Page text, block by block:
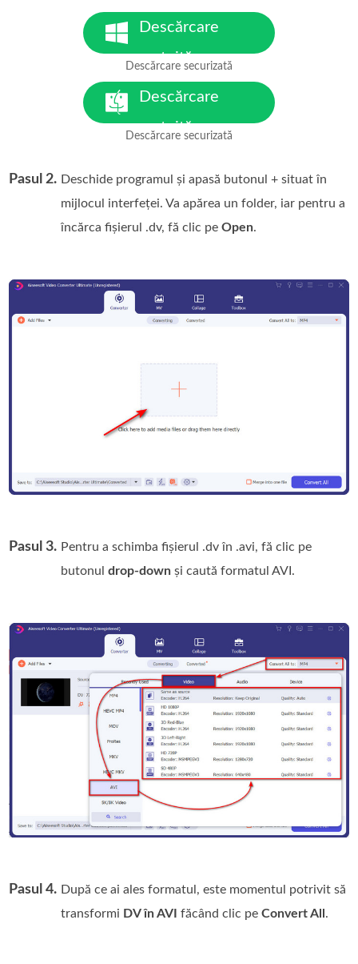
Descărcare
gratuită
Descărcare securizată
Descărcare
gratuită
Descărcare securizată
Pasul 2. Deschide programul și apasă butonul + situat în
mijlocul interfeței. Va apărea un folder, iar pentru a
încărca fișierul .dv, fă clic peOpen.
Pasul 3. Pentru a schimba fișierul .dv în .avi, fă clic pe
butonuldrop-down și caută formatul AVI.
Pasul 4. După ce ai ales formatul, este momentul potrivit să
transformi DV în AVI făcând clic peConvert All .